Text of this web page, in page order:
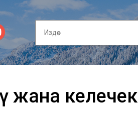
жана келечек